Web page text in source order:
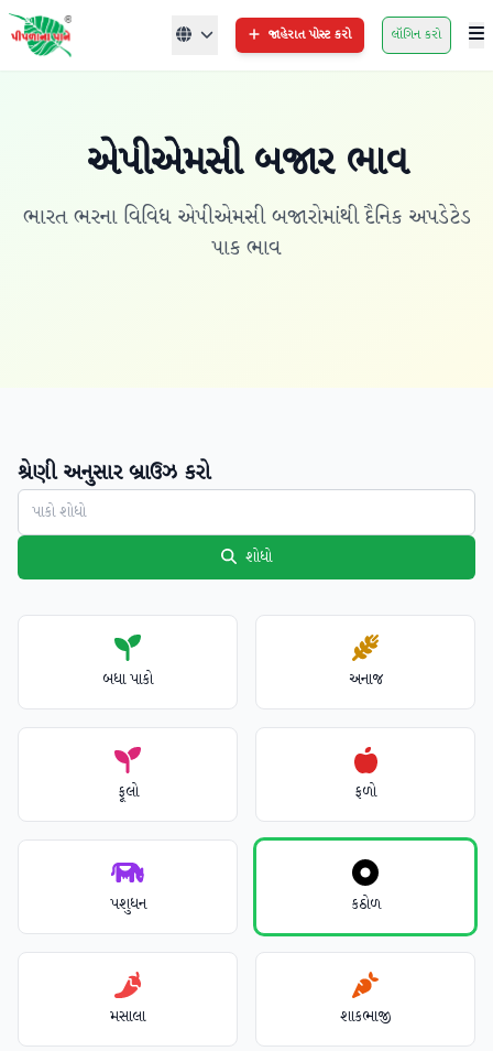
જાહેરાત પોસ્ટ કરો લૉગિન કરો
એપીએમસી બજાર ભાવ
ભારત ભરના વિવિધ એપીએમસી બજારોમાંથી દૈનિક અપડેટેડ
પાક ભાવ
શ્રેણી અનુસાર બ્રાઉઝ કરો
શોધો
બધા પાકો અનાજ
ફૂલો ફળો
પશુધન કઠોળ
મસાલા શાકભાજી